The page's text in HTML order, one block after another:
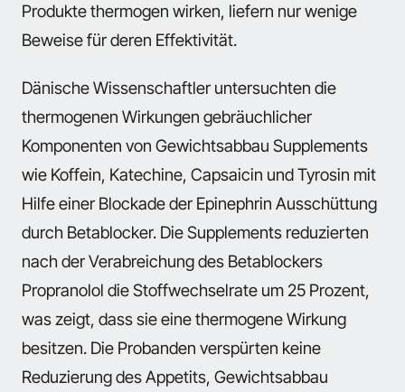
Produkte thermogen wirken, liefern nur wenige
Beweise für deren Effektivität.
Dänische Wissenschaftler untersuchten die
thermogenen Wirkungen gebräuchlicher
Komponenten von Gewichtsabbau Supplements
wie Koffein, Katechine, Capsaicin und Tyrosin mit
Hilfe einer Blockade der Epinephrin Ausschüttung
durch Betablocker. Die Supplements reduzierten
nach der Verabreichung des Betablockers
Propranolol die Stoffwechselrate um 25 Prozent,
was zeigt, dass sie eine thermogene Wirkung
besitzen. Die Probanden verspürten keine
Reduzierung des Appetits, Gewichtsabbau